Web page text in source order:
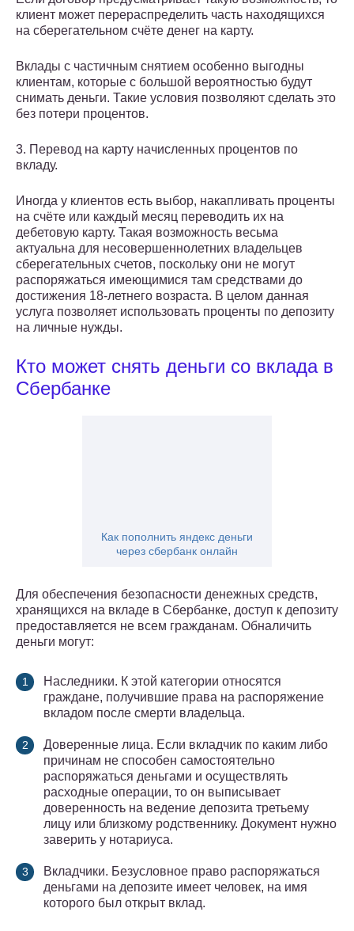
клиент может перераспределить часть находящихся
на сберегательном счёте денег на карту.
Вклады с частичным снятием особенно выгодны
клиентам, которые с большой вероятностью будут
снимать деньги. Такие условия позволяют сделать это
без потери процентов.
3. Перевод на карту начисленных процентов по
вкладу.
Иногда у клиентов есть выбор, накапливать проценты
на счёте или каждый месяц переводить их на
дебетовую карту. Такая возможность весьма
актуальна для несовершеннолетних владельцев
сберегательных счетов, поскольку они не могут
распоряжаться имеющимися там средствами до
достижения 18-летнего возраста. В целом данная
услуга позволяет использовать проценты по депозиту
на личные нужды.
Кто может снять деньги со вклада в
Сбербанке
Как пополнить яндекс деньги
через сбербанк онлайн
Для обеспечения безопасности денежных средств,
хранящихся на вкладе в Сбербанке, доступ к депозиту
предоставляется не всем гражданам. Обналичить
деньги могут:
Наследники. К этой категории относятся
граждане, получившие права на распоряжение
вкладом после смерти владельца.
Доверенные лица. Если вкладчик по каким либо
причинам не способен самостоятельно
распоряжаться деньгами и осуществлять
расходные операции, то он выписывает
доверенность на ведение депозита третьему
лицу или близкому родственнику. Документ нужно
заверить у нотариуса.
Вкладчики. Безусловное право распоряжаться
деньгами на депозите имеет человек, на имя
которого был открыт вклад.